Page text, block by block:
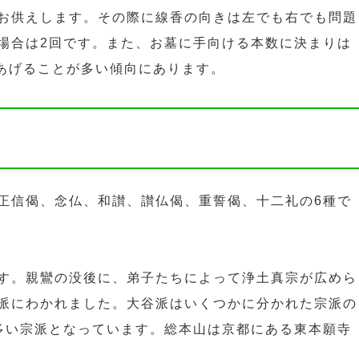
供えします。その際に線香の向きは左でも右でも問題
合は2回です。また、お墓に手向ける本数に決まりは
ることが多い傾向にあります。
信偈、念仏、和讃、讃仏偈、重誓偈、十二礼の6種で
。親鸞の没後に、弟子たちによって浄土真宗が広めら
にわかれました。大谷派はいくつかに分かれた宗派の
宗派となっています。総本山は京都にある東本願寺